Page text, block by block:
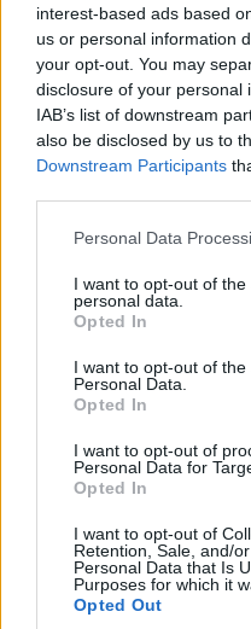
interest-based ads based
us or personal information
your opt-out. You may
disclosure of your personal
IAB’s list of downstream
also be disclosed by us to
Downstream Participants
Please note that this
not limited to your visit or
grant or deny consent to
use your data for below
consent section.
Personal Data
I want to opt-out of
personal data.
Opted In
I want to opt-out of the
Personal Data.
Opted In
I want to opt-out of
Personal Data for
Opted In
I want to opt-out of
Retention, Sale, and/
Personal Data that Is
Purposes for which it
Opted Out
ΚΟΣΜΟΣ
«ακήρυχτος» πόλεμος
9/08/2026 - 8:57πμ